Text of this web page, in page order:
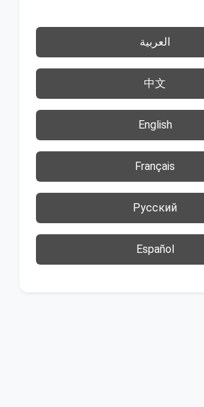
العربية
中文
English
Français
Русский
Español